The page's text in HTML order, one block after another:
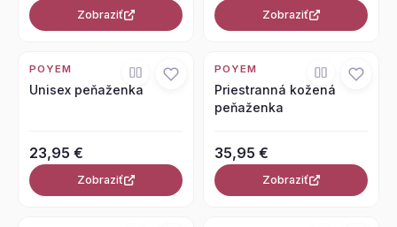
Zobraziť Zobraziť
POYEM
Unisex peňaženka
23,95 €
Zobraziť
POYEM
Priestranná kožená
peňaženka
35,95 €
Zobraziť